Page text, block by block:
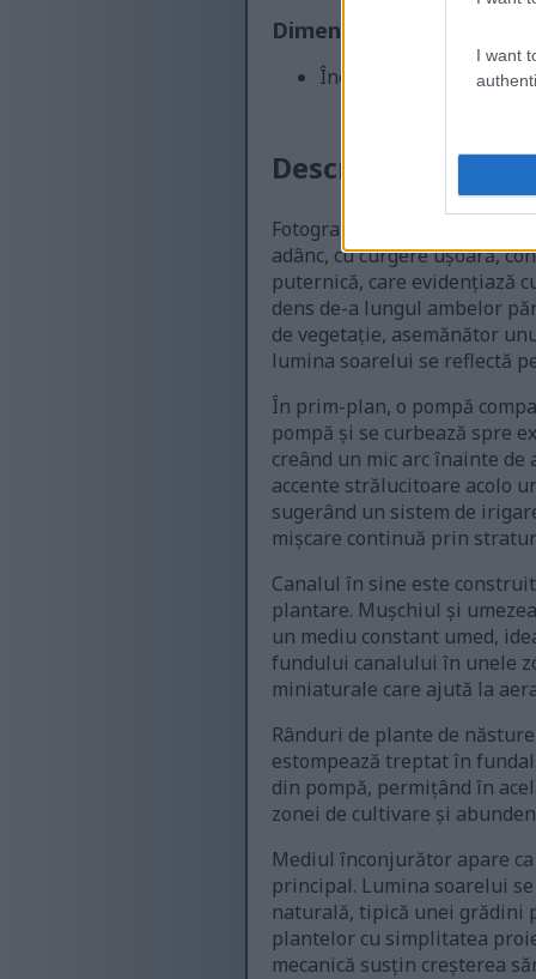
I want
Dimensiune comică mare
Încă se încarcă... ;-)
Descrierea
Fotografie de peisaj de
adânc, cu curgere ușoară,
puternică, care evidențiază
dens de-a lungul ambelor
de vegetație, asemănător
lumina soarelui se reflectă
În prim-plan, o pompă
pompă și se curbează spre
creând un mic arc înainte de
accente strălucitoare acolo
sugerând un sistem de
mișcare continuă prin
Canalul în sine este
plantare. Mușchiul și
un mediu constant umed,
fundului canalului în unele
miniaturale care ajută la
Rânduri de plante de
estompează treptat în
din pompă, permițând în
zonei de cultivare și
Mediul înconjurător apare
principal. Lumina soarelui
naturală, tipică unei grădini
plantelor cu simplitatea
mecanică susțin creșterea